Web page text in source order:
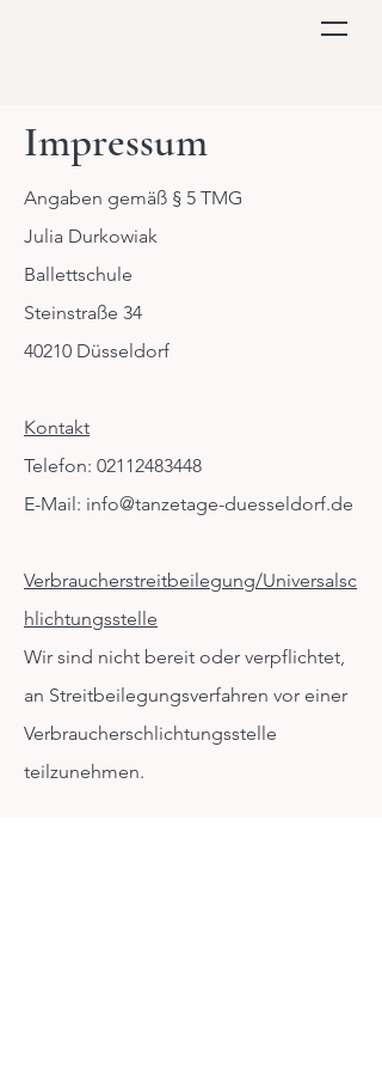
Impressum
Angaben gemäß § 5 TMG
Julia Durkowiak
Ballettschule
Steinstraße 34
40210 Düsseldorf
Kontakt
Telefon: 02112483448
E-Mail: info@tanzetage-duesseldorf.de
Verbraucherstreitbeilegung/Universalsc
hlichtungsstelle
Wir sind nicht bereit oder verpflichtet,
an Streitbeilegungsverfahren vor einer
Verbraucherschlichtungsstelle
teilzunehmen.